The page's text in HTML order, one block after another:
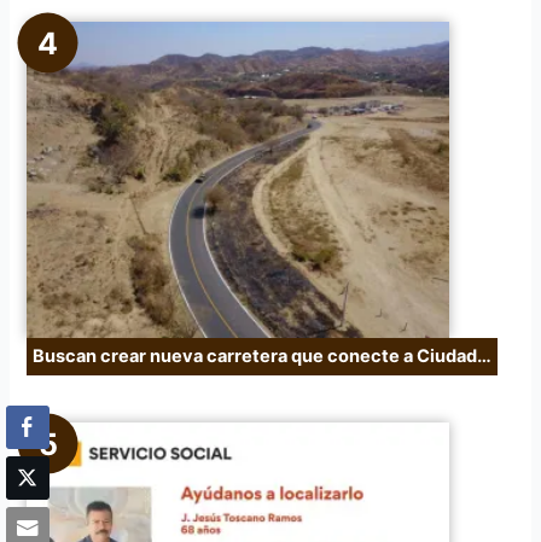
Buscan crear nueva carretera que conecte a Ciudad…